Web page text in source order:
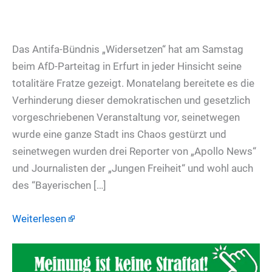
Das Antifa-Bündnis „Widersetzen“ hat am Samstag
beim AfD-Parteitag in Erfurt in jeder Hinsicht seine
totalitäre Fratze gezeigt. Monatelang bereitete es die
Verhinderung dieser demokratischen und gesetzlich
vorgeschriebenen Veranstaltung vor, seinetwegen
wurde eine ganze Stadt ins Chaos gestürzt und
seinetwegen wurden drei Reporter von „Apollo News“
und Journalisten der „Jungen Freiheit“ und wohl auch
des “Bayerischen […]
Weiterlesen